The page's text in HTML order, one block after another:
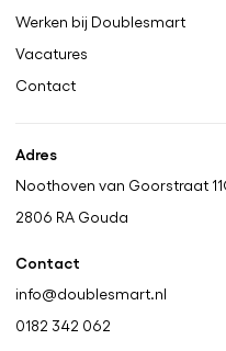
Werken bij Doublesmart
Vacatures
Contact
Adres
Noothoven van Goorstraat
2806 RA Gouda
Contact
info@doublesmart.nl
0182 342 062